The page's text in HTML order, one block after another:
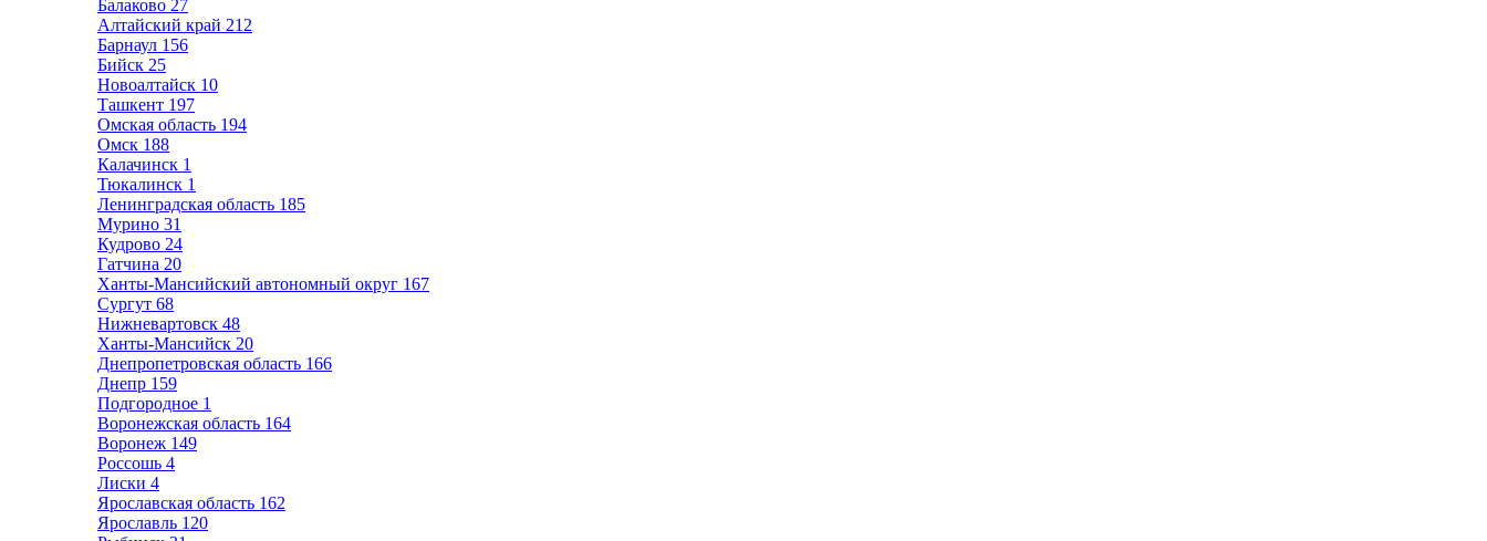
Балаково 27
Алтайский край 212
Барнаул 156
Бийск 25
Новоалтайск 10
Ташкент 197
Омская область 194
Омск 188
Калачинск 1
Тюкалинск 1
Ленинградская область 185
Мурино 31
Кудрово 24
Гатчина 20
Ханты-Мансийский автономный округ 167
Сургут 68
Нижневартовск 48
Ханты-Мансийск 20
Днепропетровская область 166
Днепр 159
Подгородное 1
Воронежская область 164
Воронеж 149
Россошь 4
Лиски 4
Ярославская область 162
Ярославль 120